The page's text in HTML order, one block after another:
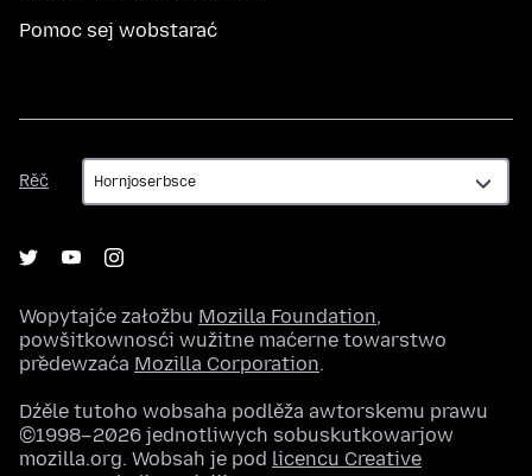
Pomoc sej wobstarać
Rěč
Rěč
Wopytajće załožbu Mozilla Foundation,
powšitkownosći wužitne maćerne towarstwo
předewzaća Mozilla Corporation.
Dźěle tutoho wobsaha podlěža awtorskemu prawu
©1998–2026 jednotliwych sobuskutkowarjow
mozilla.org. Wobsah je pod licencu Creative